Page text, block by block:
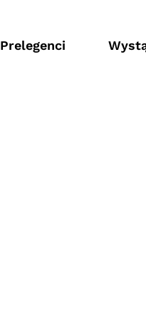
Prelegenci